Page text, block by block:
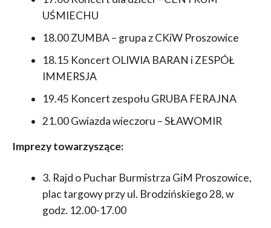
UŚMIECHU
18.00 ZUMBA – grupa z CKiW Proszowice
18.15 Koncert OLIWIA BARAN i ZESPÓŁ
IMMERSJA
19.45 Koncert zespołu GRUBA FERAJNA
21.00 Gwiazda wieczoru – SŁAWOMIR
Imprezy towarzyszące:
3. Rajd o Puchar Burmistrza GiM Proszowice,
plac targowy przy ul. Brodzińskiego 28, w
godz. 12.00-17.00